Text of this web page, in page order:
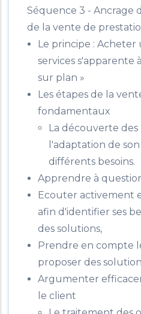
Séquence 3 - Ancrage
de la vente de
Le principe :
services s'apparente
sur plan »
Les étapes de la
fondamentaux
La découverte des
l'adaptation de
différents besoins.
Apprendre à
Ecouter activement
afin d'identifier ses
des solutions,
Prendre en compte
proposer des
Argumenter
le client